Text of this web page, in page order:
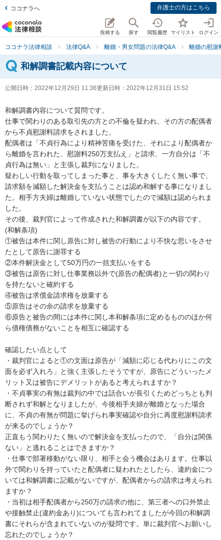
ココナラへ 弁護士の方はこちら
投稿する 探す 閲覧履歴 マイリスト ログイン
ココナラ法律相談 法律Q&A 離婚・男女問題の法律Q&A 離婚の慰謝
和解調書記載内容について
公開日時： 2022年12月29日 11:36更新日時： 2022年12月31日 15:52
和解調書内容について質問です。
仕事で関わりのある取引先の方との不倫を疑われ、その方の配偶者
から不貞慰謝料請求をされました。
配偶者は「不貞行為により精神苦痛を受けた、それにより配偶者か
ら離婚を言われた、慰謝料250万支払え」と請求、一方自分は「不
貞行為は無い」と主張し裁判になりました。
疑わしい行動を取ってしまった事と、事を大きくしたく無い事で、
請求額を減額した解決金を支払うことは認め和解する事になりまし
た。相手方夫婦は離婚していない状態でしたので減額は認められま
した。
その後、裁判官によって作成された和解調書が以下の内容です。
(和解条項)
①被告は本件に関し原告に対し被告の行動により不快な思いをさせ
たとして原告に謝罪する
②本件解決金として50万円の一括支払いをする
③被告は原告に対し仕事業務以外で(原告の配偶者)と一切の関わり
を持たないと確約する
④被告は求償金請求権を放棄する
⑤原告はその余の請求を放棄する
⑥原告と被告の間には本件に関し本和解条項に定めるもののほか何
ら債権債務がないことを相互に確認する
確認したい点として
・裁判官によると①の文面は原告が「減額に応じる代わりにこの文
面を必ず入れろ」と強く主張したそうですが、原告にどういったメ
リット又は被告にデメリットがあると考えられますか？
・不貞事実の有無は裁判の中では話合いが長引くためどっちとも判
断されず和解となりましたが、今後相手夫婦が離婚となった場合
に、不貞の有無が問題に挙げられ事実確認や自分に再度慰謝料請求
が来るのでしょうか？
正直もう関わりたく無いので解決金を支払ったので、「自分は関係
ない」と逃れることはできますか？
・仕事で部署移動がない限り、相手と会う機会はあります。仕事以
外で関わりを持っていたと配偶者に疑われたとしたら、違約金につ
いては和解調書に記載がないですが、配偶者からの請求は考えられ
ますか？
・当初は相手配偶者から250万の請求の他に、第三者への口外禁止
や接触禁止(違約金あり)についても言われてましたが今回の和解調
書にそれらが含まれていないのが疑問です。単に裁判官へお願いし
忘れたのでしょうか？